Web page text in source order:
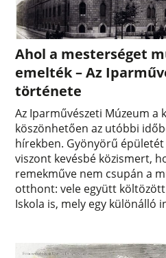
Ahol a mesterséget
emelték – Az
története
Az Iparművészeti Múzeum a
köszönhetően az utóbbi
hírekben. Gyönyörű épületét
viszont kevésbé közismert,
remekműve nem csupán a
otthont: vele együtt
Iskola is, mely egy különálló